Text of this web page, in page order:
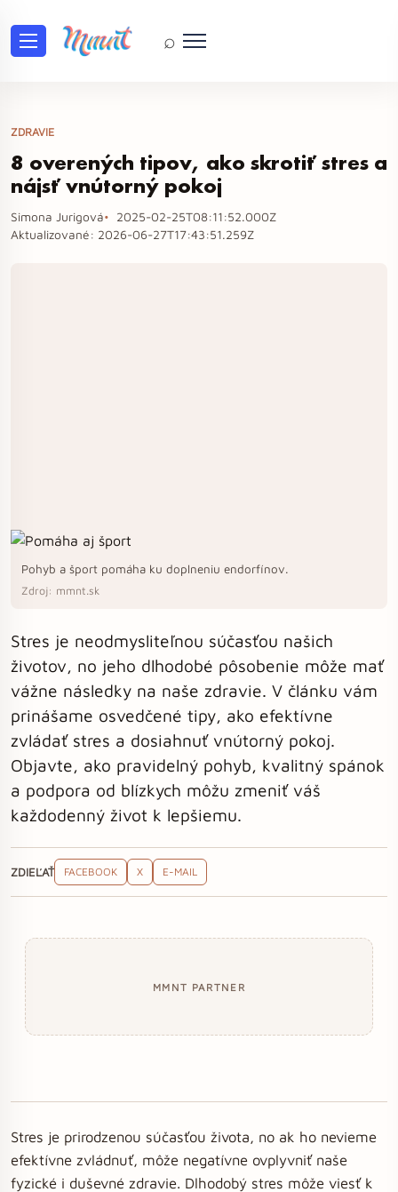
⌕
ZDRAVIE
8 overených tipov, ako skrotiť stres a
nájsť vnútorný pokoj
Simona Jurigová
2025-02-25T08:11:52.000Z
Aktualizované: 2026-06-27T17:43:51.259Z
Pohyb a šport pomáha ku doplneniu endorfínov.
Zdroj: mmnt.sk
Stres je neodmysliteľnou súčasťou našich
životov, no jeho dlhodobé pôsobenie môže mať
vážne následky na naše zdravie. V článku vám
prinášame osvedčené tipy, ako efektívne
zvládať stres a dosiahnuť vnútorný pokoj.
Objavte, ako pravidelný pohyb, kvalitný spánok
a podpora od blízkych môžu zmeniť váš
každodenný život k lepšiemu.
ZDIEĽAŤ FACEBOOK X E-MAIL
MMNT PARTNER
Stres je prirodzenou súčasťou života, no ak ho nevieme
efektívne zvládnuť, môže negatívne ovplyvniť naše
fyzické i duševné zdravie. Dlhodobý stres môže viesť k